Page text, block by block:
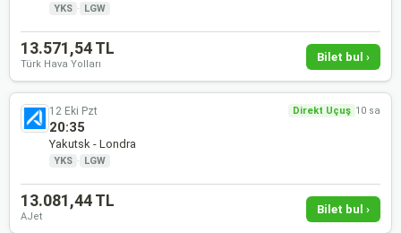
YKS · LGW
13.571,54 TL
Türk Hava Yolları
Bilet bul ›
12 Eki Pzt Direkt Uçuş 10 sa
20:35
Yakutsk - Londra
YKS · LGW
13.081,44 TL
AJet
Bilet bul ›